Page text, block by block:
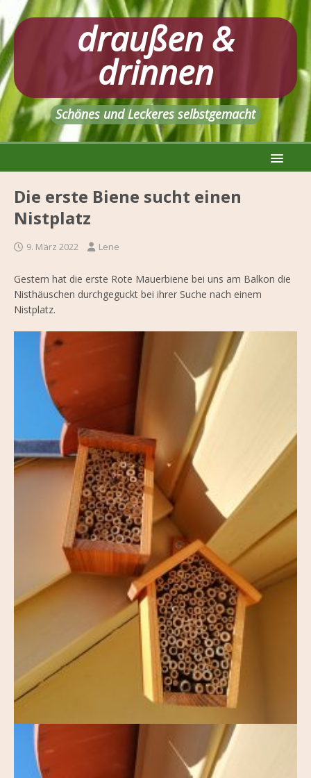
draußen &
drinnen
Schönes und Leckeres selbstgemacht
Die erste Biene sucht einen
Nistplatz
9. März 2022 Lene
Gestern hat die erste Rote Mauerbiene bei uns am Balkon die
Nisthäuschen durchgeguckt bei ihrer Suche nach einem
Nistplatz.